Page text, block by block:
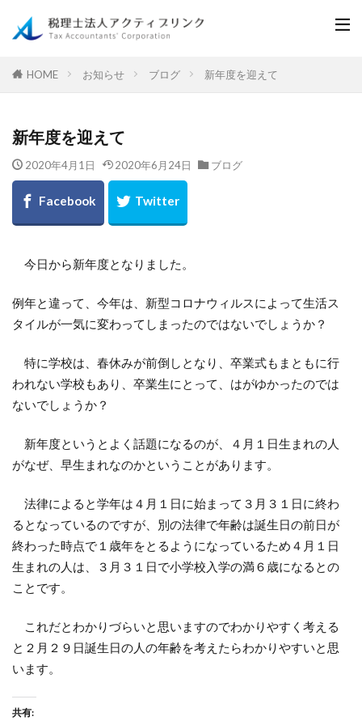
HOME お知らせ ブログ 新年度を迎えて
新年度を迎えて
2020年4月1日 2020年6月24日 ブログ
今日から新年度となりました。
例年と違って、今年は、新型コロナウィルスによって生活ス
タイルが一気に変わってしまったのではないでしょうか？
特に学校は、春休みが前倒しとなり、卒業式もまともに行
われない学校もあり、卒業生にとって、はがゆかったのでは
ないでしょうか？
新年度というとよく話題になるのが、４月１日生まれの人
がなぜ、早生まれなのかということがあります。
法律によると学年は４月１日に始まって３月３１日に終わ
るとなっているのですが、別の法律で年齢は誕生日の前日が
終わった時点で１歳年をとるようになっているため４月１日
生まれの人は、３月３１日で小学校入学の満６歳になるとの
ことです。
これだとわかりづらいと思いますのでわかりやすく考える
と２月２９日誕生日の人の年齢を考えたらわかりやすいと思
います。
共有: